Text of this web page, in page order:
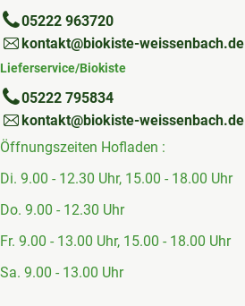
05222 963720
kontakt@biokiste-weissenbach.de
Lieferservice/Biokiste
05222 795834
kontakt@biokiste-weissenbach.de
Öffnungszeiten Hofladen :
Di. 9.00 - 12.30 Uhr, 15.00 - 18.00 Uhr
Do. 9.00 - 12.30 Uhr
Fr. 9.00 - 13.00 Uhr, 15.00 - 18.00 Uhr
Sa. 9.00 - 13.00 Uhr